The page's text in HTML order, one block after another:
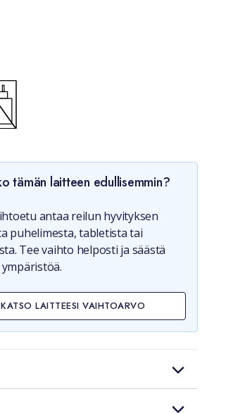
tämän laitteen edullisemmin?
antaa reilun hyvityksen
puhelimesta, tabletista tai
Tee vaihto helposti ja säästä
KATSO LAITTEESI VAIHTOARVO